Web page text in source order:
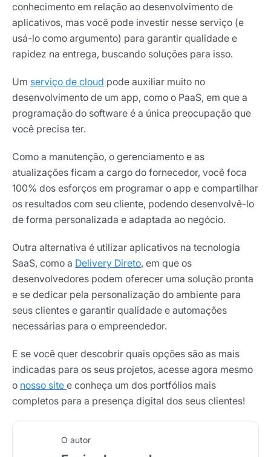
conhecimento em relação ao desenvolvimento de
aplicativos, mas você pode investir nesse serviço (e
usá-lo como argumento) para garantir qualidade e
rapidez na entrega, buscando soluções para isso.
Um serviço de cloud pode auxiliar muito no
desenvolvimento de um app, como o PaaS, em que a
programação do software é a única preocupação que
você precisa ter.
Como a manutenção, o gerenciamento e as
atualizações ficam a cargo do fornecedor, você foca
100% dos esforços em programar o app e compartilhar
os resultados com seu cliente, podendo desenvolvê-lo
de forma personalizada e adaptada ao negócio.
Outra alternativa é utilizar aplicativos na tecnologia
SaaS, como a Delivery Direto, em que os
desenvolvedores podem oferecer uma solução pronta
e se dedicar pela personalização do ambiente para
seus clientes e garantir qualidade e automações
necessárias para o empreendedor.
E se você quer descobrir quais opções são as mais
indicadas para os seus projetos, acesse agora mesmo
o nosso site e conheça um dos portfólios mais
completos para a presença digital dos seus clientes!
O autor